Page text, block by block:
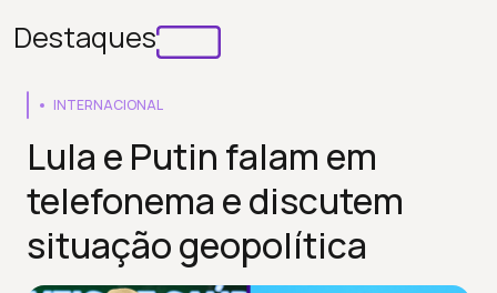
Destaques
INTERNACIONAL
Lula e Putin falam em
telefonema e discutem
situação geopolítica